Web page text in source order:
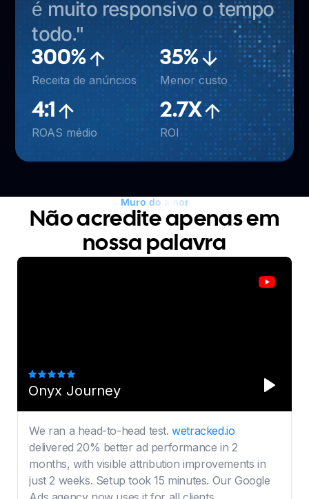
é muito responsivo o tempo
todo."
300%
Receita de anúncios
35%
Menor custo
4:1
ROAS médio
2.7X
ROI
Muro do amor
Não acredite apenas em
nossa palavra